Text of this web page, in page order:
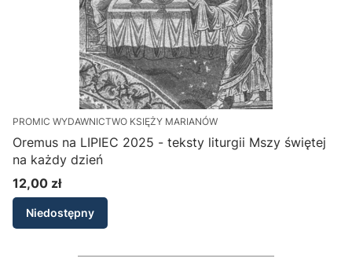
PROMIC WYDAWNICTWO KSIĘŻY MARIANÓW
Oremus na LIPIEC 2025 - teksty liturgii Mszy świętej
na każdy dzień
Cena
12,00 zł
Niedostępny